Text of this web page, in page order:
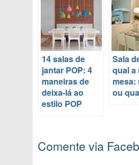
14 salas de
jantar POP: 4
maneiras de
deixa-lá ao
estilo POP
Sala
qual a
mesa:
ou
Comente via